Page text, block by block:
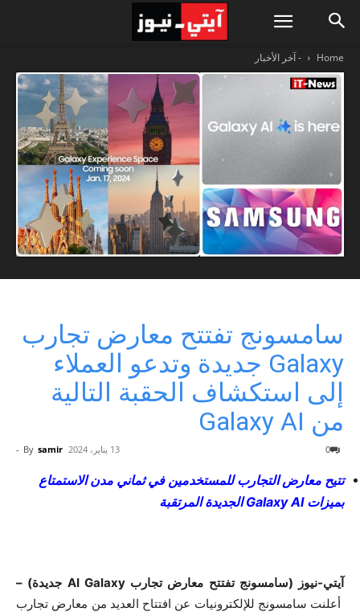
Home - آخر الأخبار
سامسونج تفتتح معارض تجارب
Galaxy جديدة وتدعو العملاء
إلى استكشاف الحقبة التالية
من Galaxy AI
By samir
- 13 يناير، 2024 0
تتيح معارض التجارب للمستخدمين في ثماني مدن الاستمتاع
بميزات Galaxy AI الجديدة المرتقبة
آيتي-نيوز (سامسونج تفتتح معارض تجارب AI Galaxy جديدة) –
أعلنت سامسونج للإلكترونيات عن افتتاح العديد من معارض تجارب